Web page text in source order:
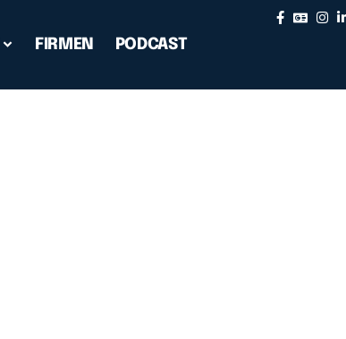
FIRMEN PODCAST